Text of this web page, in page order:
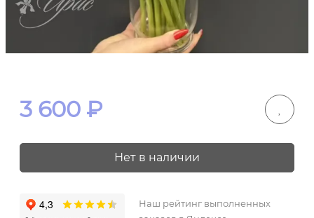
3 600 ₽
Нет в наличии
Наш рейтинг выполненных